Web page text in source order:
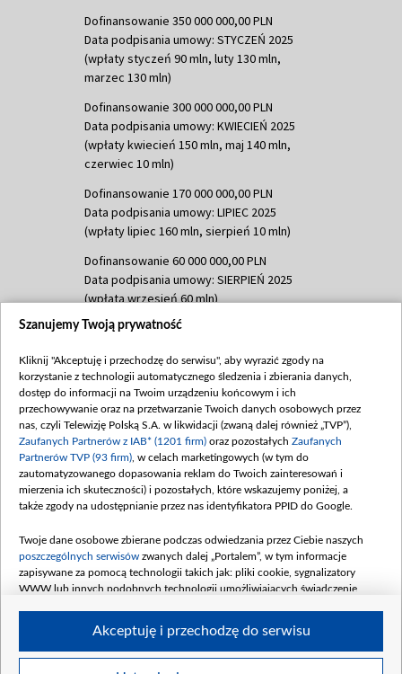
Dofinansowanie 350 000 000,00 PLN
Data podpisania umowy: STYCZEŃ 2025
(wpłaty styczeń 90 mln, luty 130 mln,
marzec 130 mln)
Dofinansowanie 300 000 000,00 PLN
Data podpisania umowy: KWIECIEŃ 2025
(wpłaty kwiecień 150 mln, maj 140 mln,
czerwiec 10 mln)
Dofinansowanie 170 000 000,00 PLN
Data podpisania umowy: LIPIEC 2025
(wpłaty lipiec 160 mln, sierpień 10 mln)
Dofinansowanie 60 000 000,00 PLN
Data podpisania umowy: SIERPIEŃ 2025
(wpłata wrzesień 60 mln)
Dofinansowanie 635 783 051,21 PLN
(wpłata wrzesień 100 mln, październik 350
mln, listopad 265 mln)
Dofinansowanie 48 862 000,00 PLN
Data podpisania umowy: GRUDZIEŃ 2025
(wpłata grudzień 60,548 mln)
Dofinansowanie 900 000 000,00 PLN
Data podpisania umowy: LUTY 2026 (wpłata
kwiecień 180 mln, 7 maja 180 mln, 8
czerwca 90 mln)
Dofinansowanie 250 000 000,00 PLN
4 sierpnia 250 mln
Szanujemy Twoją prywatność
Kliknij "Akceptuję i przechodzę do serwisu", aby wyrazić zgody na
korzystanie z technologii automatycznego śledzenia i zbierania danych,
dostęp do informacji na Twoim urządzeniu końcowym i ich
przechowywanie oraz na przetwarzanie Twoich danych osobowych przez
nas, czyli Telewizję Polską S.A. w likwidacji (zwaną dalej również „TVP”),
Zaufanych Partnerów z IAB* (1201 firm) oraz pozostałych Zaufanych
Partnerów TVP (93 firm) , w celach marketingowych (w tym do
zautomatyzowanego dopasowania reklam do Twoich zainteresowań i
mierzenia ich skuteczności) i pozostałych, które wskazujemy poniżej, a
także zgody na udostępnianie przez nas identyfikatora PPID do Google.
Twoje dane osobowe zbierane podczas odwiedzania przez Ciebie naszych
poszczególnych serwisów zwanych dalej „Portalem”, w tym informacje
zapisywane za pomocą technologii takich jak: pliki cookie, sygnalizatory
WWW lub innych podobnych technologii umożliwiających świadczenie
Twoje dane osobowe zbierane podczas odwiedzania przez Ciebie
Akceptuję i przechodzę do serwisu